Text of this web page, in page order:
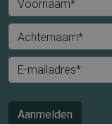
Voornaam*
Achternaam*
E-mailadres*
Aanmelden